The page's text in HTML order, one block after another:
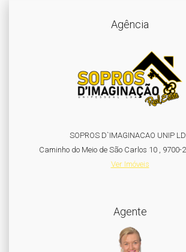
Agência
SOPROS D`IMAGINACAO UNIP
Caminho do Meio de São Carlos 10 , 9700-
Ver Imóveis
Agente